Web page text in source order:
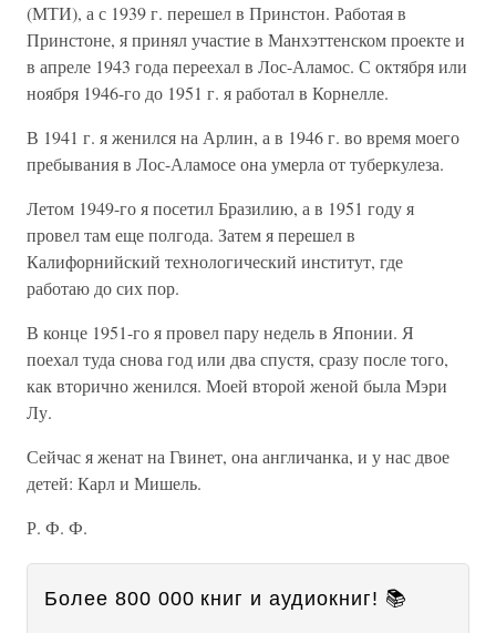
(МТИ), а с 1939 г. перешел в Принстон. Работая в
Принстоне, я принял участие в Манхэттенском проекте и
в апреле 1943 года переехал в Лос-Аламос. С октября или
ноября 1946-го до 1951 г. я работал в Корнелле.
В 1941 г. я женился на Арлин, а в 1946 г. во время моего
пребывания в Лос-Аламосе она умерла от туберкулеза.
Летом 1949-го я посетил Бразилию, а в 1951 году я
провел там еще полгода. Затем я перешел в
Калифорнийский технологический институт, где
работаю до сих пор.
В конце 1951-го я провел пару недель в Японии. Я
поехал туда снова год или два спустя, сразу после того,
как вторично женился. Моей второй женой была Мэри
Лу.
Сейчас я женат на Гвинет, она англичанка, и у нас двое
детей: Карл и Мишель.
Р. Ф. Ф.
Более 800 000 книг и аудиокниг! 📚